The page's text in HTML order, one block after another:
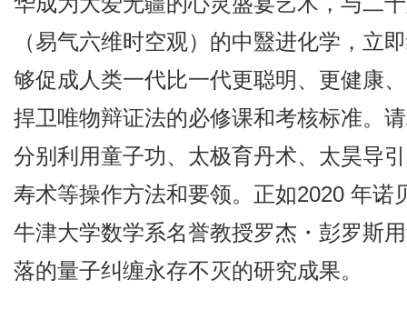
（易气六维时空观）的中毉进化学，立
够促成人类一代比一代更聪明、更健康
捍卫唯物辩证法的必修课和考核标准。
分别利用童子功、太极育丹术、太昊导
寿术等操作方法和要领。正如2020 年
牛津大学数学系名誉教授罗杰・彭罗斯
落的量子纠缠永存不灭的研究成果。